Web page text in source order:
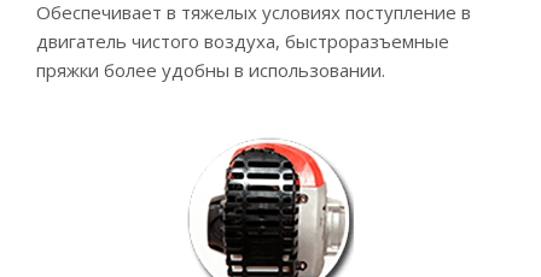
Обеспечивает в тяжелых условиях поступление в
двигатель чистого воздуха, быстроразъемные
пряжки более удобны в использовании.